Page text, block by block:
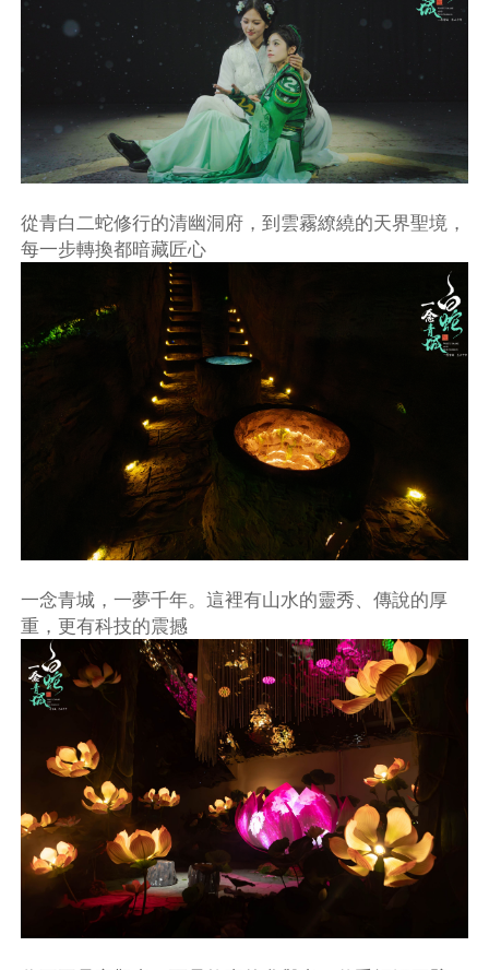
從青白二蛇修行的清幽洞府，到雲霧繚繞的天界聖境，
每一步轉換都暗藏匠心
一念青城，一夢千年。這裡有山水的靈秀、傳說的厚
重，更有科技的震撼